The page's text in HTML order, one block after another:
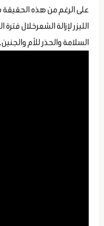
على الرغم من هذه الحقيقة
الليزر لإزالة الشعرخلال
السلامة والحذر للأم والجنين.